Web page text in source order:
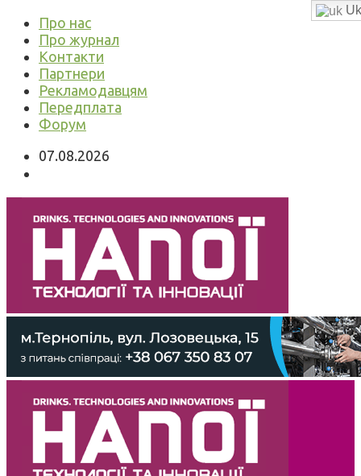
Про нас
Про журнал
Контакти
Партнери
Рекламодавцям
Передплата
Форум
07.08.2026